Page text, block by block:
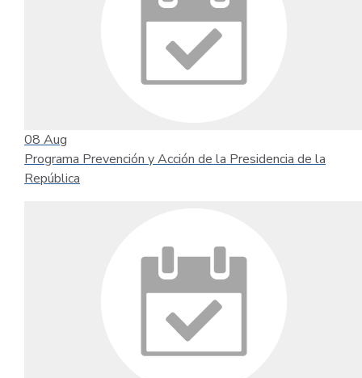
08 Aug
Programa Prevención y Acción de la Presidencia de la
República